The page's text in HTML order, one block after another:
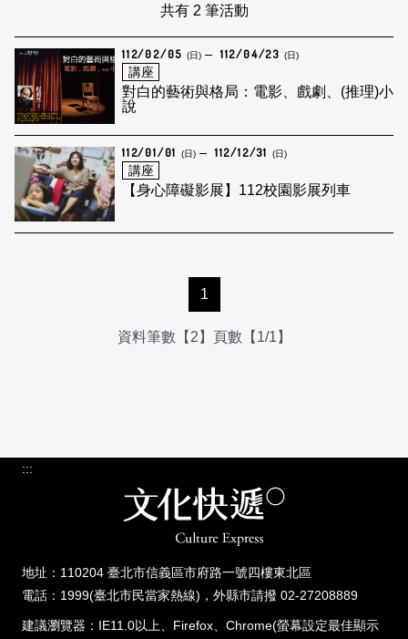
共有 2 筆活動
112/02/05 (日) 112/04/23 (日)
講座
對白的藝術與格局：電影、戲劇、(推理)小
說
112/01/01 (日) 112/12/31 (日)
講座
【身心障礙影展】112校園影展列車
1
資料筆數【2】頁數【1/1】
:::
地址：110204 臺北市信義區市府路一號四樓東北區
電話：1999(臺北市民當家熱線)，外縣市請撥 02-27208889
建議瀏覽器：IE11.0以上、Firefox、Chrome(螢幕設定最佳顯示